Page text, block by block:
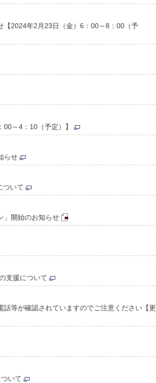
【2024年2月23日（金）6：00～8：00（予
00～4：10（予定）】
らせ
ついて
」開始のお知らせ
支援について
等が確認されていますのでご注意ください【更
いて